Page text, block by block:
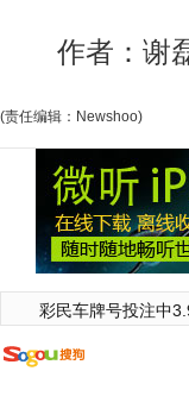
作者：谢磊
(责任编辑：Newshoo)
彩民车牌号投注中